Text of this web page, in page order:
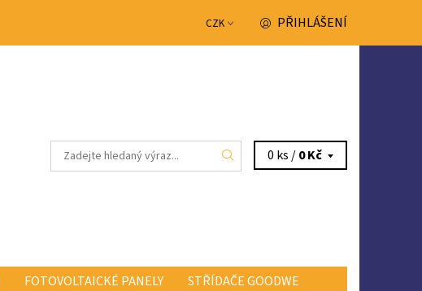
CZK PŘIHLÁŠENÍ
0 ks /0 Kč
FOTOVOLTAICKÉ PANELY
STŘÍDAČE GOODWE